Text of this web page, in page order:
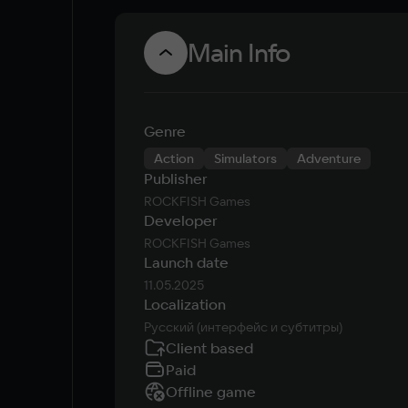
Main Info
Genre
Action Simulators Adventure
Publisher
ROCKFISH Games
Developer
ROCKFISH Games
Launch date
11.05.2025
Localization
Русский (интерфейс и субтитры)
Client based
Paid
Offline game